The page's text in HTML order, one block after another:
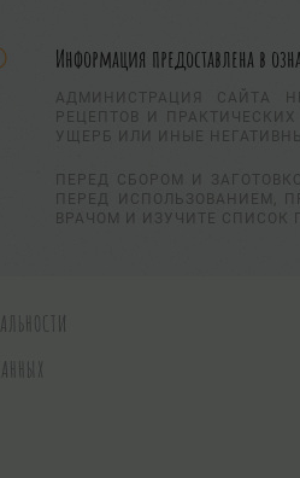
Информация предоставлена в
АДМИНИСТРАЦИЯ САЙТА
РЕЦЕПТОВ И
УЩЕРБ ИЛИ ИНЫЕ
ПЕРЕД СБОРОМ И
ПЕРЕД ИСПОЛЬЗОВАНИЕМ,
ВРАЧОМ И ИЗУЧИТЕ СПИСОК